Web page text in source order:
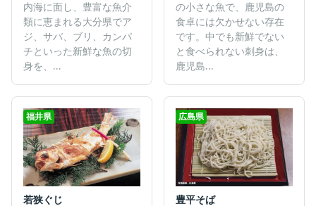
内海に面し、豊富な魚介
類に恵まれる大分県でア
ジ、サバ、ブリ、カンパ
チといった新鮮な魚の切
身を、...
の小さな魚で、鹿児島の
食卓には欠かせない存在
です。中でも新鮮でない
と食べられない刺身は、
鹿児島...
福井県
若狭ぐじ
広島県
豊平そば